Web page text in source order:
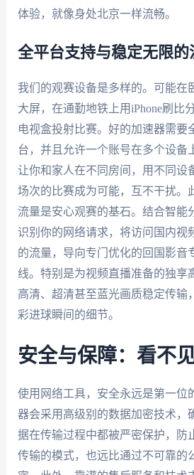
体验，就像身处北京一样流畅。
全平台支持与稳定无限的
我们的观赛设备是多样的。可能在
大屏，在通勤地铁上用iPhone刷比
电视盒投射比赛。好的加速器需要
台，并且允许一个账号在多个设备
让你和家人在不同房间，用不同设
场次的比赛成为可能，互不干扰。
流量是安心观赛的基石。结合智能
识别你的网络请求，将访问国内视
的流量，导向专门优化的回国影音
线。特别是为视频直播准备的独享
高清、超清甚至蓝光画质稳定传输
彩进球瞬间的细节。
安全与保障：看不
使用网络工具，安全永远是第一位
器会采用高级别的数据加密技术，
据在传输过程中都被严密保护，防
传输的模式，也远比通过不可靠的